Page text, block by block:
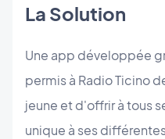
La Solution
Une app développée
permis à Radio Ticino
jeune et d'offrir à tous
unique à ses